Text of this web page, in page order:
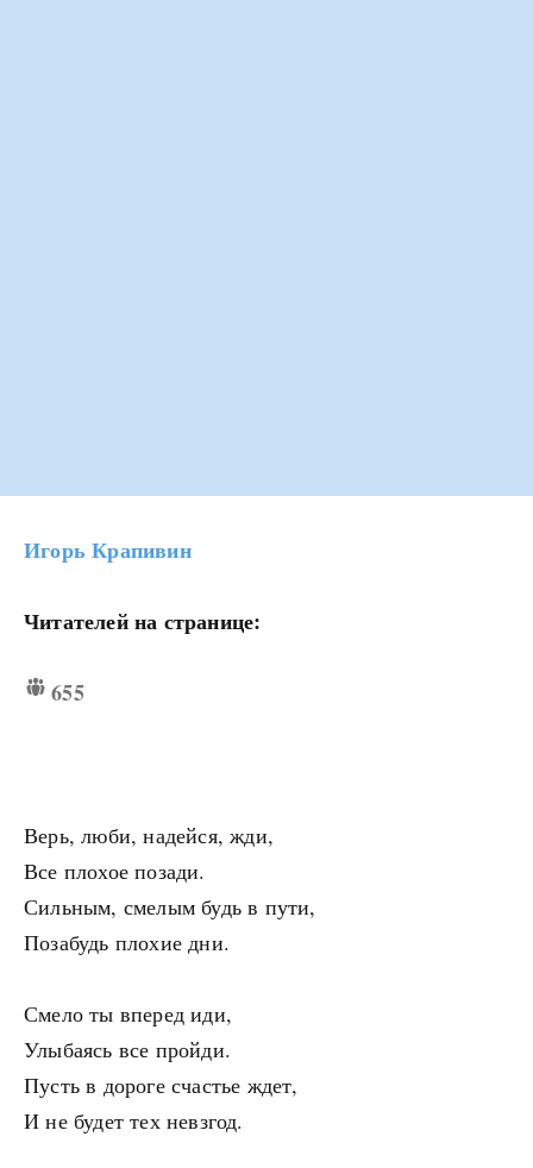
Игорь Крапивин
Читателей на странице:
655
Верь, люби, надейся, жди,
Все плохое позади.
Сильным, смелым будь в пути,
Позабудь плохие дни.
Смело ты вперед иди,
Улыбаясь все пройди.
Пусть в дороге счастье ждет,
И не будет тех невзгод.